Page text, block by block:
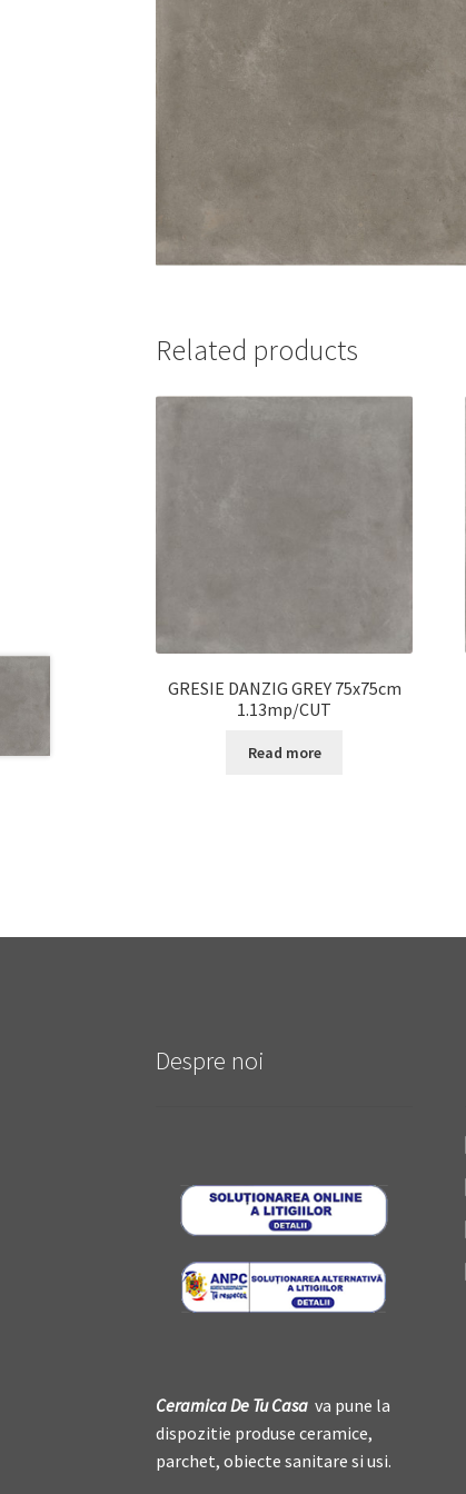
Related products
GRESIE DANZIG GREY 75x75cm
1.13mp/CUT
Read more
Despre noi
Ceramica De Tu Casa va pune la
dispozitie produse ceramice,
parchet, obiecte sanitare si usi.